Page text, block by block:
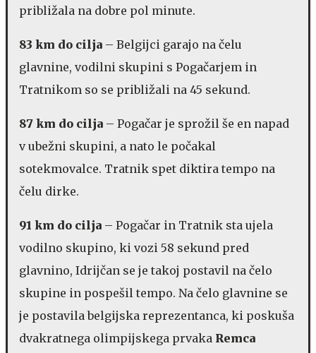
približala na dobre pol minute.
83 km do cilja – Belgijci garajo na čelu
glavnine, vodilni skupini s Pogačarjem in
Tratnikom so se približali na 45 sekund.
87 km do cilja – Pogačar je sprožil še en napad
v ubežni skupini, a nato le počakal
sotekmovalce. Tratnik spet diktira tempo na
čelu dirke.
91 km do cilja – Pogačar in Tratnik sta ujela
vodilno skupino, ki vozi 58 sekund pred
glavnino, Idrijčan se je takoj postavil na čelo
skupine in pospešil tempo. Na čelo glavnine se
je postavila belgijska reprezentanca, ki poskuša
dvakratnega olimpijskega prvaka Remca